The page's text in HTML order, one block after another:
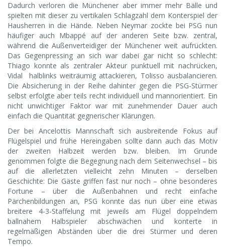
Dadurch verloren die Münchener aber immer mehr Bälle und
spielten mit dieser zu vertikalen Schlagzahl dem Konterspiel der
Hausherren in die Hände. Neben Neymar zockte bei PSG nun
häufiger auch Mbappé auf der anderen Seite bzw. zentral,
während die Außenverteidiger der Münchener weit aufrückten.
Das Gegenpressing an sich war dabei gar nicht so schlecht:
Thiago konnte als zentraler Akteur punktuell mit nachrücken,
Vidal halblinks weiträumig attackieren, Tolisso ausbalancieren.
Die Absicherung in der Reihe dahinter gegen die PSG-Stürmer
selbst erfolgte aber teils recht individuell und mannorientiert. Ein
nicht unwichtiger Faktor war mit zunehmender Dauer auch
einfach die Quantität gegnerischer Klärungen.
Der bei Ancelottis Mannschaft sich ausbreitende Fokus auf
Flügelspiel und frühe Hereingaben sollte dann auch das Motiv
der zweiten Halbzeit werden bzw. bleiben. Im Grunde
genommen folgte die Begegnung nach dem Seitenwechsel – bis
auf die allerletzten vielleicht zehn Minuten – derselben
Geschichte: Die Gäste griffen fast nur noch – ohne besonderes
Fortune – über die Außenbahnen und recht einfache
Pärchenbildungen an, PSG konnte das nun über eine etwas
breitere 4-3-Staffelung mit jeweils am Flügel doppelndem
ballnahem Halbspieler abschwächen und konterte in
regelmäßigen Abständen über die drei Stürmer und deren
Tempo.